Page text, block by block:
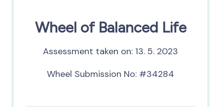
Wheel of Balanced Life
Assessment taken on: 13. 5. 2023
Wheel Submission No: #34284